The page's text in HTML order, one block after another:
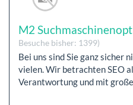
M2
Besuche bisher: 1399)
Bei uns sind Sie ganz sicher
vielen. Wir betrachten SEO
Verantwortung und mit